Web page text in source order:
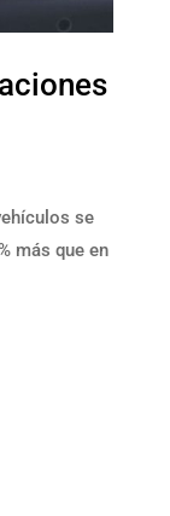
se
más que en